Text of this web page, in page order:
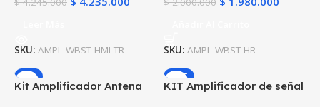
SKU: AMPL-WBST-HMLTR SKU: AMPL-WBST-HR
-7%
Kit Amplificador Antena
SALE
KIT Amplificador de señal